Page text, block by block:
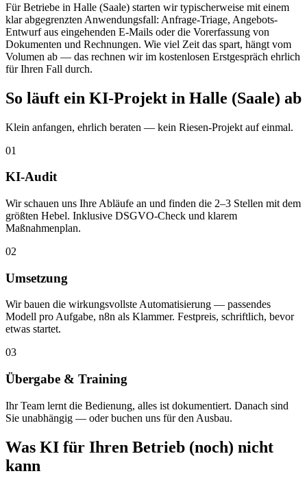
Für Betriebe in Halle (Saale) starten wir typischerweise mit einem
klar abgegrenzten Anwendungsfall: Anfrage-Triage, Angebots-
Entwurf aus eingehenden E-Mails oder die Vorerfassung von
Dokumenten und Rechnungen. Wie viel Zeit das spart, hängt vom
Volumen ab — das rechnen wir im kostenlosen Erstgespräch ehrlich
für Ihren Fall durch.
So läuft ein KI-Projekt in Halle (Saale) ab
Klein anfangen, ehrlich beraten — kein Riesen-Projekt auf einmal.
01
KI-Audit
Wir schauen uns Ihre Abläufe an und finden die 2–3 Stellen mit dem
größten Hebel. Inklusive DSGVO-Check und klarem
Maßnahmenplan.
02
Umsetzung
Wir bauen die wirkungsvollste Automatisierung — passendes
Modell pro Aufgabe, n8n als Klammer. Festpreis, schriftlich, bevor
etwas startet.
03
Übergabe & Training
Ihr Team lernt die Bedienung, alles ist dokumentiert. Danach sind
Sie unabhängig — oder buchen uns für den Ausbau.
Was KI für Ihren Betrieb (noch) nicht
kann